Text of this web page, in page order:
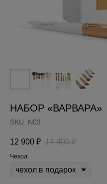
НАБОР «ВАРВАРА»
SKU: N03
12 900 ₽ 14 400 ₽
Чехол